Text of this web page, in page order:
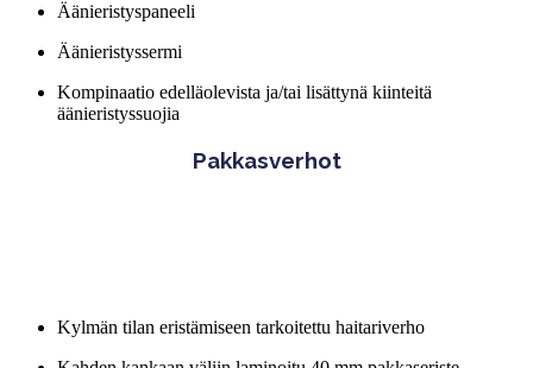
Äänieristyspaneeli
Äänieristyssermi
Kompinaatio edelläolevista ja/tai lisättynä kiinteitä
äänieristyssuojia
Pakkasverhot
Kylmän tilan eristämiseen tarkoitettu haitariverho